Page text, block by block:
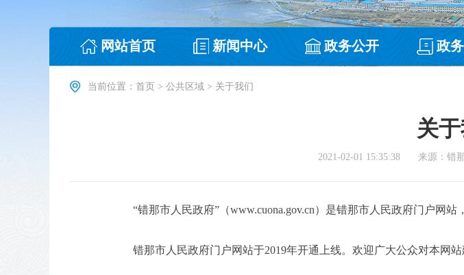
网站首页 新闻中心 政务公开 政
当前位置： 首页 > 公共区域 > 关于我们
关
2021-02-01 15:35:38 来源：错
“错那市人民政府”（www.cuona.gov.cn）是错那市人民政府门户网站
错那市人民政府门户网站于2019年开通上线。欢迎广大公众对本网